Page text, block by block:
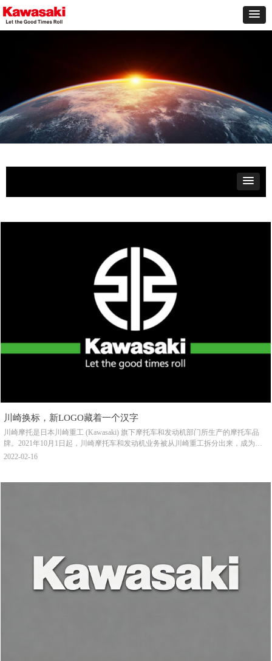
川崎换标，新LOGO藏着一个汉字
川崎摩托是日本川崎重工 (Kawasaki) 旗下摩托车和发动机部门所生产的摩托车品
牌。2021年10月1日起，川崎摩托车和发动机业务被从川崎重工拆分出来，成为新
的「川崎摩托株式会社」。未来，该公司将只负责摩托车、越野车、四轮车、摩托
2022-02-16